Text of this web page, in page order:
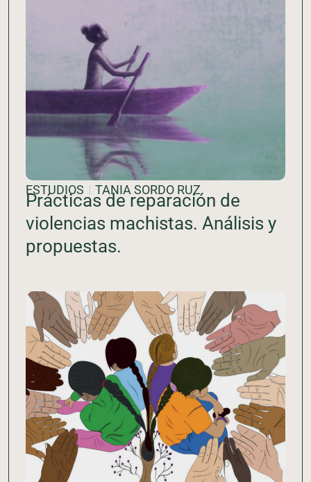
ESTUDIOS TANIA SORDO RUZ
Prácticas de reparación de
violencias machistas. Análisis y
propuestas.